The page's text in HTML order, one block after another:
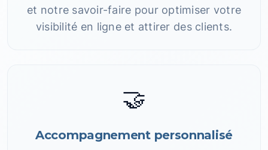
et notre savoir-faire pour optimiser votre
visibilité en ligne et attirer des clients.
🤝
Accompagnement personnalisé